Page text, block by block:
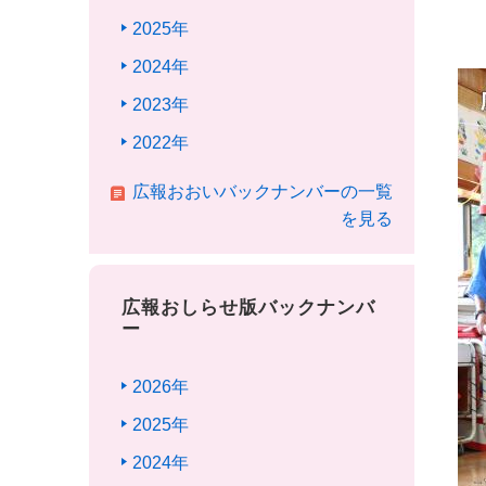
2025年
2024年
2023年
2022年
広報おおいバックナンバーの一覧
を見る
広報おしらせ版バックナンバ
ー
2026年
2025年
2024年